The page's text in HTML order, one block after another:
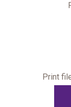
Print